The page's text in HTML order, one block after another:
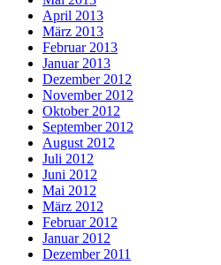
April 2013
März 2013
Februar 2013
Januar 2013
Dezember 2012
November 2012
Oktober 2012
September 2012
August 2012
Juli 2012
Juni 2012
Mai 2012
März 2012
Februar 2012
Januar 2012
Dezember 2011